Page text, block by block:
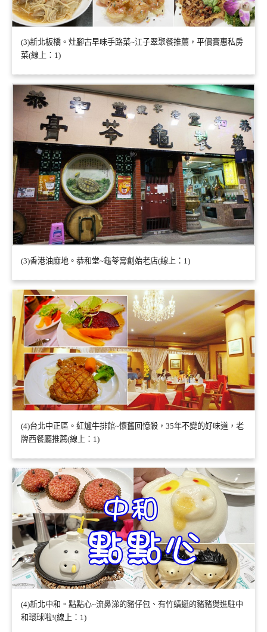
(3)新北板橋。灶腳古早味手路菜~江子翠聚餐推薦，平價實惠私房
菜(線上：1)
(3)香港油麻地。恭和堂~龜苓膏創始老店(線上：1)
(4)台北中正區。紅爐牛排館~懷舊回憶殺，35年不變的好味道，老
牌西餐廳推薦(線上：1)
(4)新北中和。點點心~流鼻涕的豬仔包、有竹蜻蜓的豬豬煲進駐中
和環球啦!(線上：1)